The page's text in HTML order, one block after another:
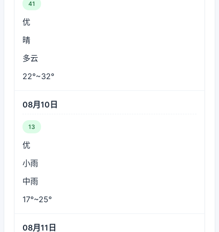
41
优
晴
多云
22°~32°
08月10日
13
优
小雨
中雨
17°~25°
08月11日